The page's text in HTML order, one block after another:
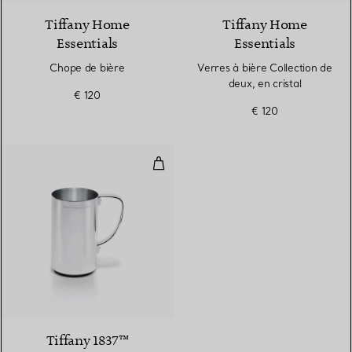
Tiffany Home
Essentials
Chope de bière
€ 120
Tiffany Home
Essentials
Verres à bière Collection de
deux, en cristal
€ 120
Chope de bière Makers en
Tiffany 1837™